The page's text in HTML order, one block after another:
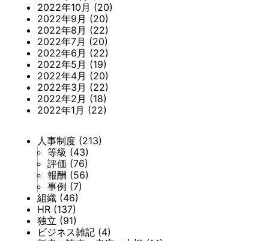
2022年10月 (20)
2022年9月 (20)
2022年8月 (22)
2022年7月 (20)
2022年6月 (22)
2022年5月 (19)
2022年4月 (20)
2022年3月 (22)
2022年2月 (18)
2022年1月 (22)
人事制度 (213)
等級 (43)
評価 (76)
報酬 (56)
事例 (7)
組織 (46)
HR (137)
独立 (91)
ビジネス雑記 (4)